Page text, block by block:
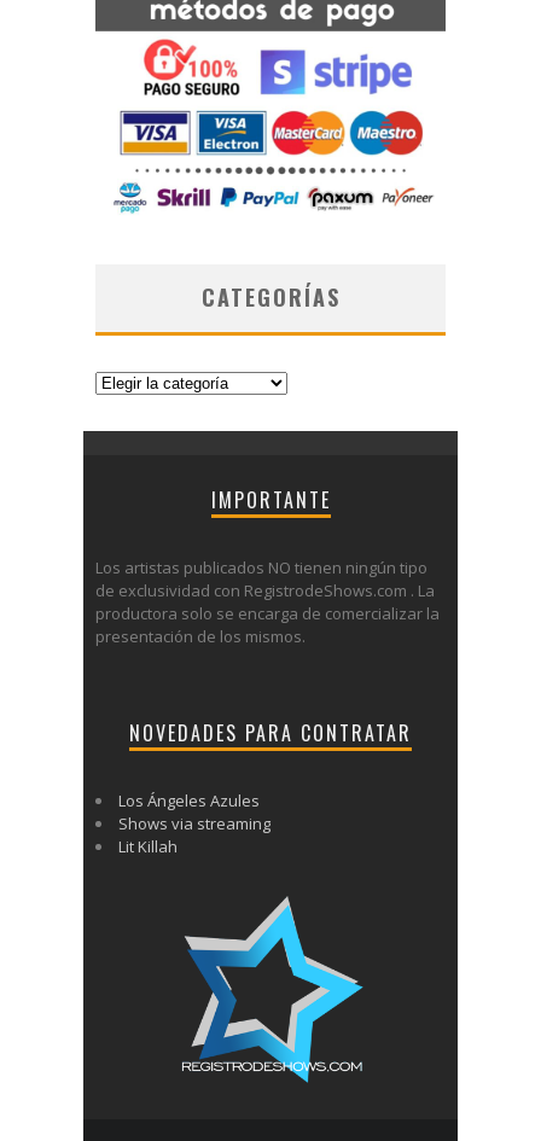
CATEGORÍAS
Categorías
IMPORTANTE
Los artistas publicados NO tienen ningún tipo
de exclusividad con RegistrodeShows.com . La
productora solo se encarga de comercializar la
presentación de los mismos.
NOVEDADES PARA CONTRATAR
Los Ángeles Azules
Shows via streaming
Lit Killah